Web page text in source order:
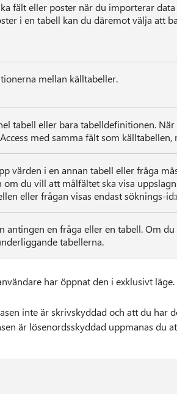
fält eller poster när du importerar
i en tabell kan du däremot välja att
mellan källtabeller.
tabell eller bara tabelldefinitionen.
med samma fält som källtabellen,
värden i en annan tabell eller fråga
du vill att målfältet ska visa
eller frågan visas endast söknings-
antingen en fråga eller en tabell. Om
tabellerna.
har öppnat den i exklusivt läge.
inte är skrivskyddad och att du har
är lösenordsskyddad uppmanas du